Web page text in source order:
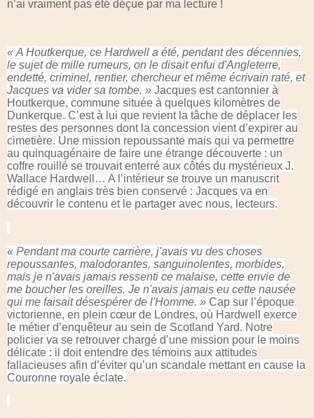
n’ai vraiment pas été déçue par ma lecture !
« A Houtkerque, ce Hardwell a été, pendant des décennies,
le sujet de mille rumeurs, on le disait enfui d'Angleterre,
endetté, criminel, rentier, chercheur et même écrivain raté, et
Jacques va vider sa tombe. » Jacques est cantonnier à
Houtkerque, commune située à quelques kilomètres de
Dunkerque. C’est à lui que revient la tâche de déplacer les
restes des personnes dont la concession vient d’expirer au
cimetière. Une mission repoussante mais qui va permettre
au quinquagénaire de faire une étrange découverte : un
coffre rouillé se trouvait enterré aux côtés du mystérieux J.
Wallace Hardwell… A l’intérieur se trouve un manuscrit
rédigé en anglais très bien conservé : Jacques va en
découvrir le contenu et le partager avec nous, lecteurs.
« Pendant ma courte carrière, j'avais vu des choses
repoussantes, malodorantes, sanguinolentes, morbides,
mais je n'avais jamais ressenti ce malaise, cette envie de
me boucher les oreilles. Je n'avais jamais eu cette nausée
qui me faisait désespérer de l'Homme. » Cap sur l’époque
victorienne, en plein cœur de Londres, où Hardwell exerce
le métier d’enquêteur au sein de Scotland Yard. Notre
policier va se retrouver chargé d’une mission pour le moins
délicate : il doit entendre des témoins aux attitudes
fallacieuses afin d’éviter qu’un scandale mettant en cause la
Couronne royale éclate.